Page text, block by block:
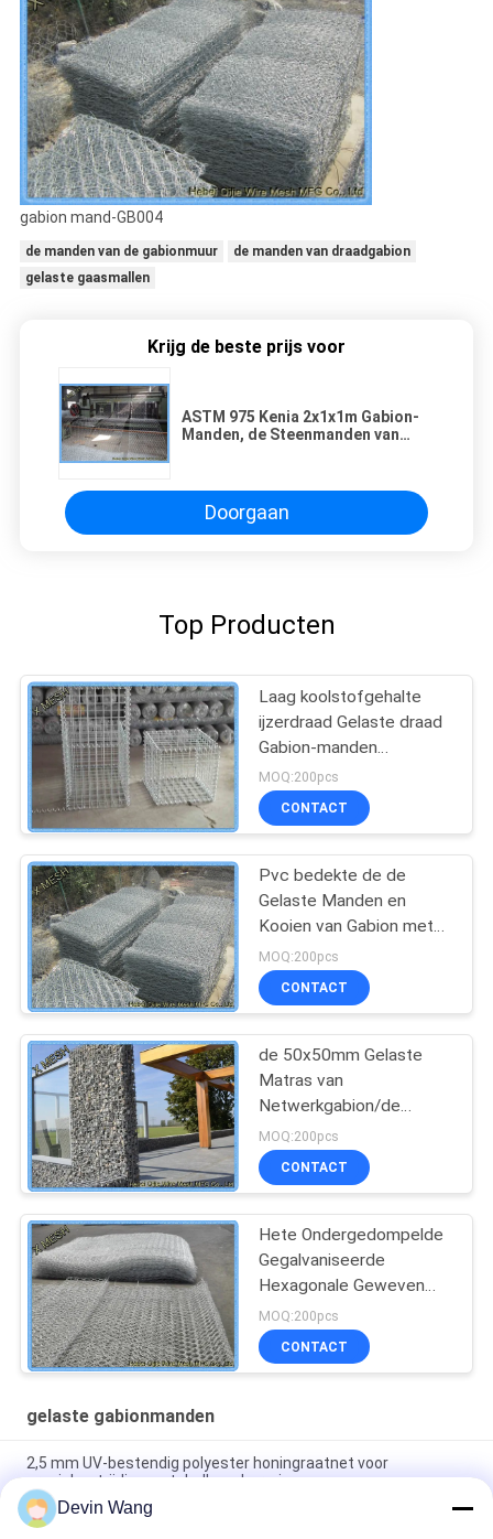
gabion mand-GB004
de manden van de gabionmuur
de manden van draadgabion
gelaste gaasmallen
Krijg de beste prijs voor
ASTM 975 Kenia 2x1x1m Gabion-
Manden, de Steenmanden van
Doorgaan
Top Producten
Laag koolstofgehalte
ijzerdraad Gelaste draad
Gabion-manden
Bevestigingsmuur 1 X 1
X 1 meter
MOQ:200pcs
CONTACT
Pvc bedekte de de
Gelaste Manden en
Kooien van Gabion met
Volgzame met een laag
AS/NZS 4671
MOQ:200pcs
CONTACT
de 50x50mm Gelaste
Matras van
Netwerkgabion/de
Gelaste Gabion-Doos van
de Steenkooi
MOQ:200pcs
CONTACT
Hete Ondergedompelde
Gegalvaniseerde
Hexagonale Geweven
Verdraaid het
Netwerk8x10 Dubbel van
Staalgabion
MOQ:200pcs
CONTACT
gelaste gabionmanden
2,5 mm UV-bestendig polyester honingraatnet voor
erosiebestrijding en taludbescherming
Gabionnet voor hellingbescherming, thermisch verzinkt
Devin Wang